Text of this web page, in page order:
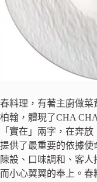
春料理，有著主廚做菜
柏翰，體現了CHA
「實在」兩字，在奔
提供了最重要的依據
陳設、口味調和、客人
而小心翼翼的奉上。春